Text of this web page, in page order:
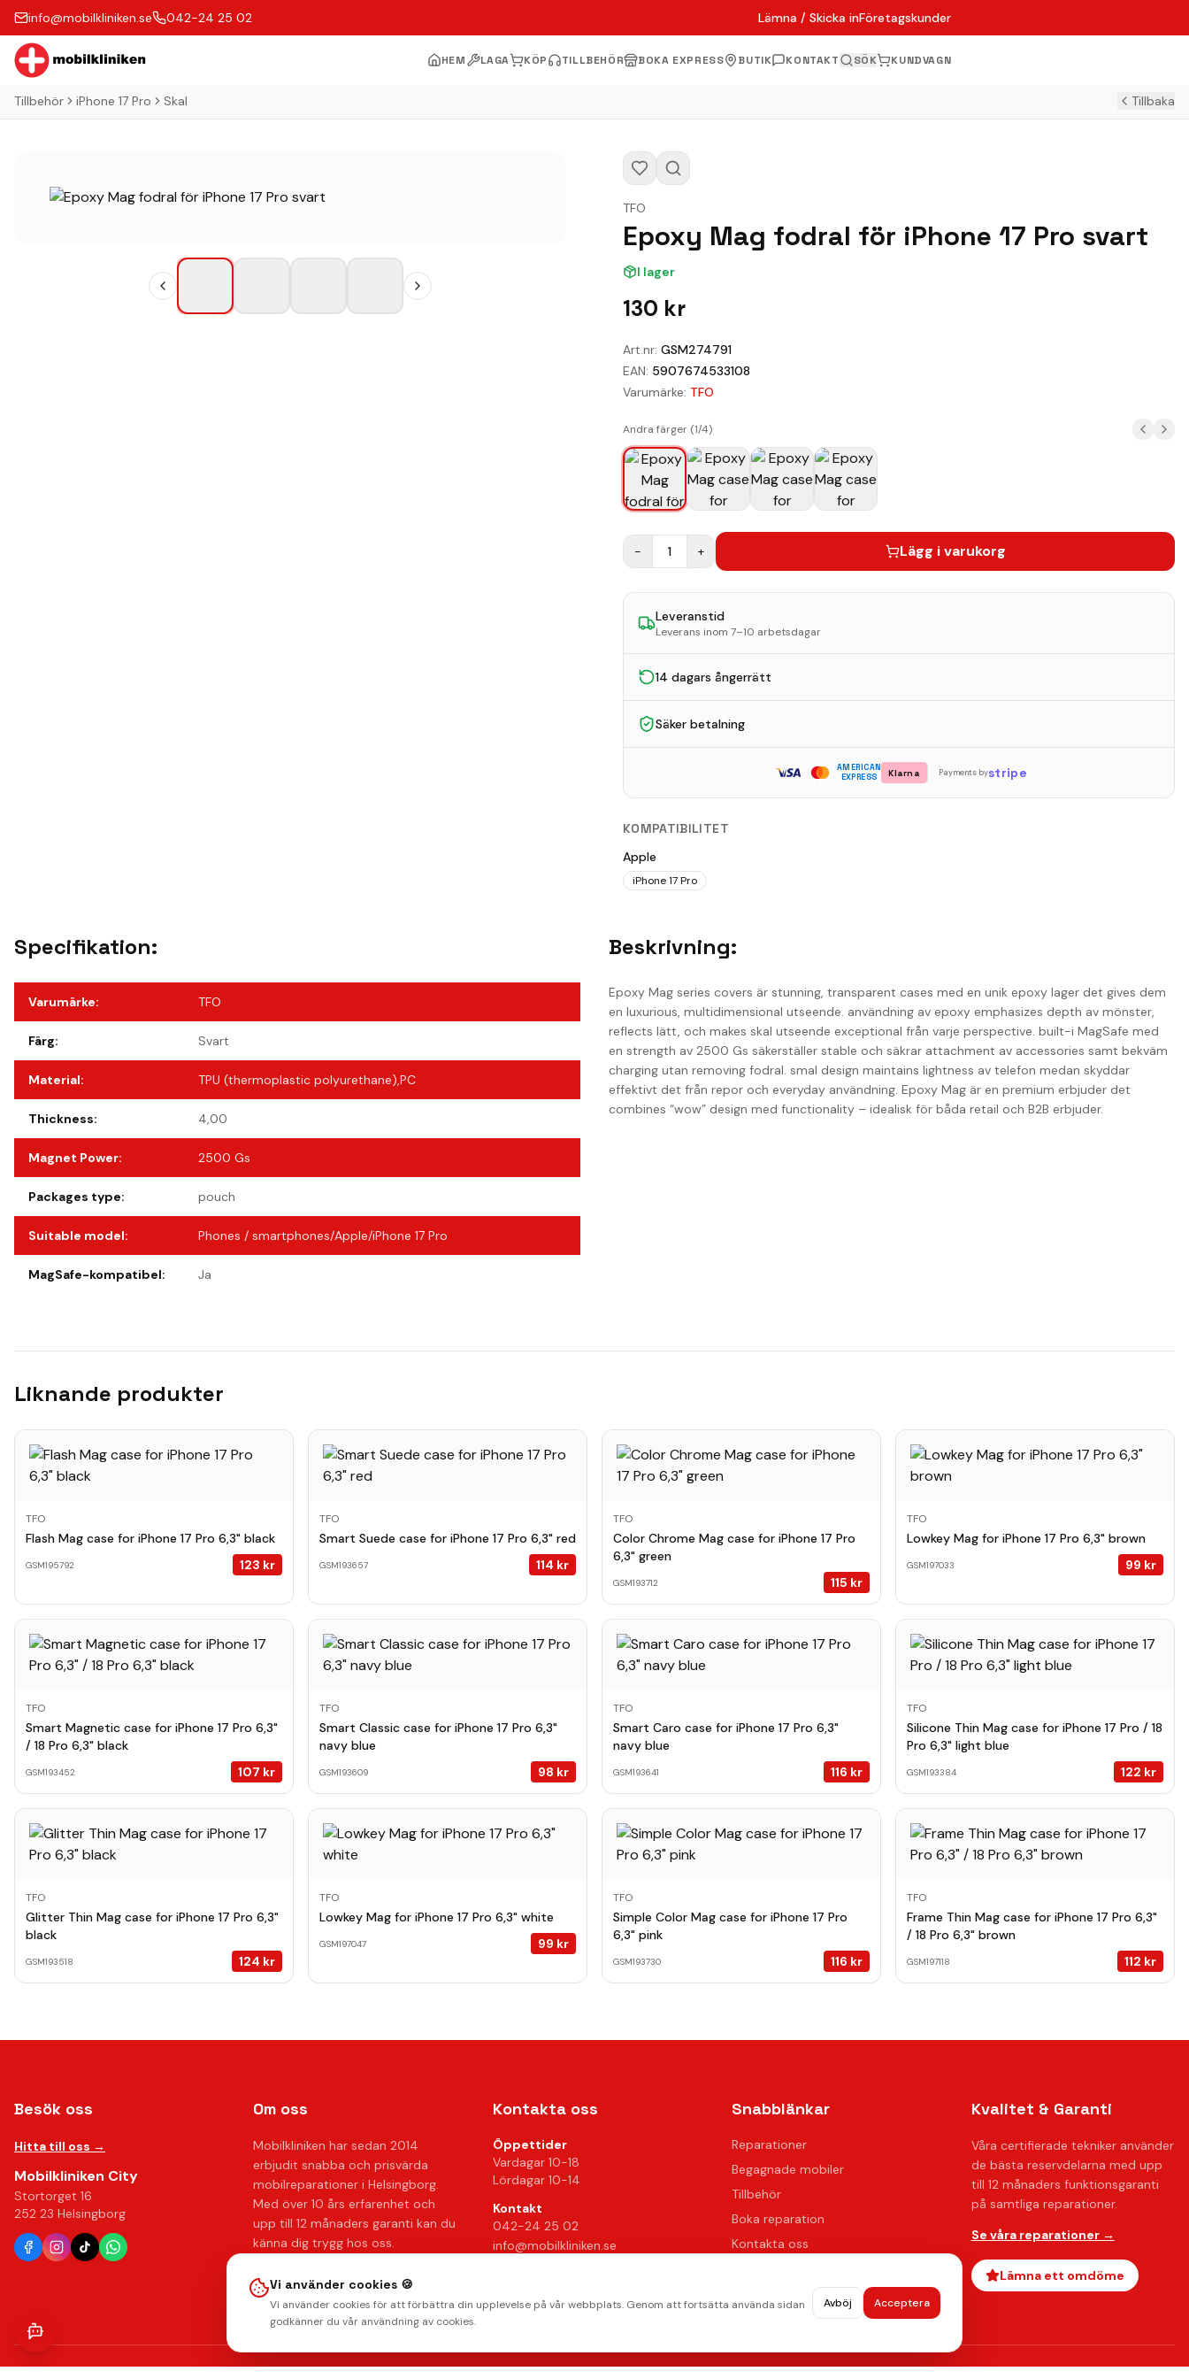
info@mobilkliniken.se 042-24 25 02 Lämna / Skicka inFöretagskunder
HEM LAGA KÖP TILLBEHÖR BOKA EXPRESS BUTIK KONTAKT SÖK KUNDVAGN
Tillbehör iPhone 17 Pro Skal Tillbaka
TFO
Epoxy Mag fodral för iPhone 17 Pro svart
I lager
130 kr
Art.nr: GSM274791
EAN: 5907674533108
Varumärke: TFO
Andra färger (1/4)
− 1 + Lägg i varukorg
Leveranstid
Leverans inom 7–10 arbetsdagar
14 dagars ångerrätt
Säker betalning
AMERICAN
EXPRESS
Klarna Payments bystripe
KOMPATIBILITET
Apple
iPhone 17 Pro
Specifikation:
Varumärke: TFO
Färg: Svart
Material: TPU (thermoplastic polyurethane),PC
Thickness: 4,00
Magnet Power: 2500 Gs
Packages type: pouch
Suitable model: Phones / smartphones/Apple/iPhone 17 Pro
MagSafe-kompatibel: Ja
Beskrivning:
Epoxy Mag series covers är stunning, transparent cases med en unik epoxy lager det gives dem
en luxurious, multidimensional utseende. användning av epoxy emphasizes depth av mönster,
reflects lätt, och makes skal utseende exceptional från varje perspective. built-i MagSafe med
en strength av 2500 Gs säkerställer stable och säkrar attachment av accessories samt bekväm
charging utan removing fodral. smal design maintains lightness av telefon medan skyddar
effektivt det från repor och everyday användning. Epoxy Mag är en premium erbjuder det
combines “wow” design med functionality – idealisk för båda retail och B2B erbjuder.
Liknande produkter
TFO
Flash Mag case for iPhone 17 Pro 6,3" black
GSM195792 123 kr
TFO
Smart Suede case for iPhone 17 Pro 6,3" red
GSM193657 114 kr
TFO
Color Chrome Mag case for iPhone 17 Pro
6,3" green
GSM193712 115 kr
TFO
Lowkey Mag for iPhone 17 Pro 6,3" brown
GSM197033 99 kr
TFO
Smart Magnetic case for iPhone 17 Pro 6,3"
/ 18 Pro 6,3" black
GSM193452 107 kr
TFO
Smart Classic case for iPhone 17 Pro 6,3"
navy blue
GSM193609 98 kr
TFO
Smart Caro case for iPhone 17 Pro 6,3"
navy blue
GSM193641 116 kr
TFO
Silicone Thin Mag case for iPhone 17 Pro / 18
Pro 6,3" light blue
GSM193384 122 kr
TFO
Glitter Thin Mag case for iPhone 17 Pro 6,3"
black
GSM193518 124 kr
TFO
Lowkey Mag for iPhone 17 Pro 6,3" white
GSM197047 99 kr
TFO
Simple Color Mag case for iPhone 17 Pro
6,3" pink
GSM193730 116 kr
TFO
Frame Thin Mag case for iPhone 17 Pro 6,3"
/ 18 Pro 6,3" brown
GSM197118 112 kr
Besök oss
Hitta till oss →
Mobilkliniken City
Stortorget 16
252 23 Helsingborg
Om oss
Mobilkliniken har sedan 2014
erbjudit snabba och prisvärda
mobilreparationer i Helsingborg.
Med över 10 års erfarenhet och
upp till 12 månaders garanti kan du
känna dig trygg hos oss.
Kontakta oss
Öppettider
Vardagar 10-18
Lördagar 10-14
Kontakt
042-24 25 02
info@mobilkliniken.se
Snabblänkar
Reparationer
Begagnade mobiler
Tillbehör
Boka reparation
Kontakta oss
Kvalitet & Garanti
Våra certifierade tekniker använder
de bästa reservdelarna med upp
till 12 månaders funktionsgaranti
på samtliga reparationer.
Se våra reparationer →
Lämna ett omdöme
Vi använder cookies 🍪
Vi använder cookies för att förbättra din upplevelse på vår webbplats. Genom att fortsätta använda sidan
godkänner du vår användning av cookies.
Avböj Acceptera